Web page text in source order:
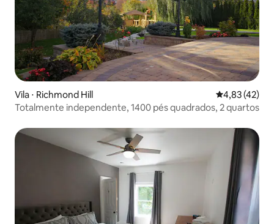
Vila ⋅ Richmond Hill 4,83 de uma
4,83 (42)
Totalmente independente, 1400 pés quadrados, 2 quartos